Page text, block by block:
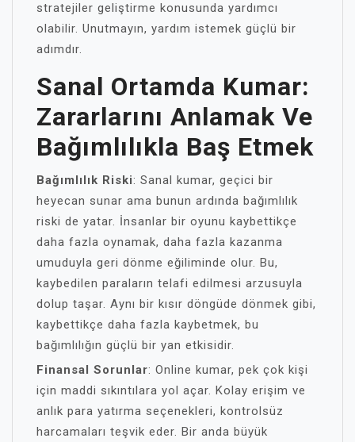
stratejiler geliştirme konusunda yardımcı
olabilir. Unutmayın, yardım istemek güçlü bir
adımdır.
Sanal Ortamda Kumar:
Zararlarını Anlamak Ve
Bağımlılıkla Baş Etmek
Bağımlılık Riski: Sanal kumar, geçici bir
heyecan sunar ama bunun ardında bağımlılık
riski de yatar. İnsanlar bir oyunu kaybettikçe
daha fazla oynamak, daha fazla kazanma
umuduyla geri dönme eğiliminde olur. Bu,
kaybedilen paraların telafi edilmesi arzusuyla
dolup taşar. Aynı bir kısır döngüde dönmek gibi,
kaybettikçe daha fazla kaybetmek, bu
bağımlılığın güçlü bir yan etkisidir.
Finansal Sorunlar: Online kumar, pek çok kişi
için maddi sıkıntılara yol açar. Kolay erişim ve
anlık para yatırma seçenekleri, kontrolsüz
harcamaları teşvik eder. Bir anda büyük